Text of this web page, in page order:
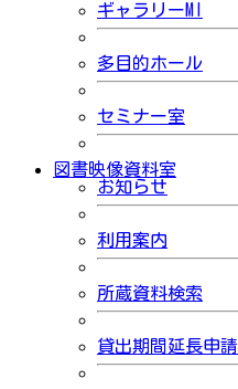
ギャラリーMI
多目的ホール
セミナー室
図書映像資料室
お知らせ
利用案内
所蔵資料検索
貸出期間延長申請